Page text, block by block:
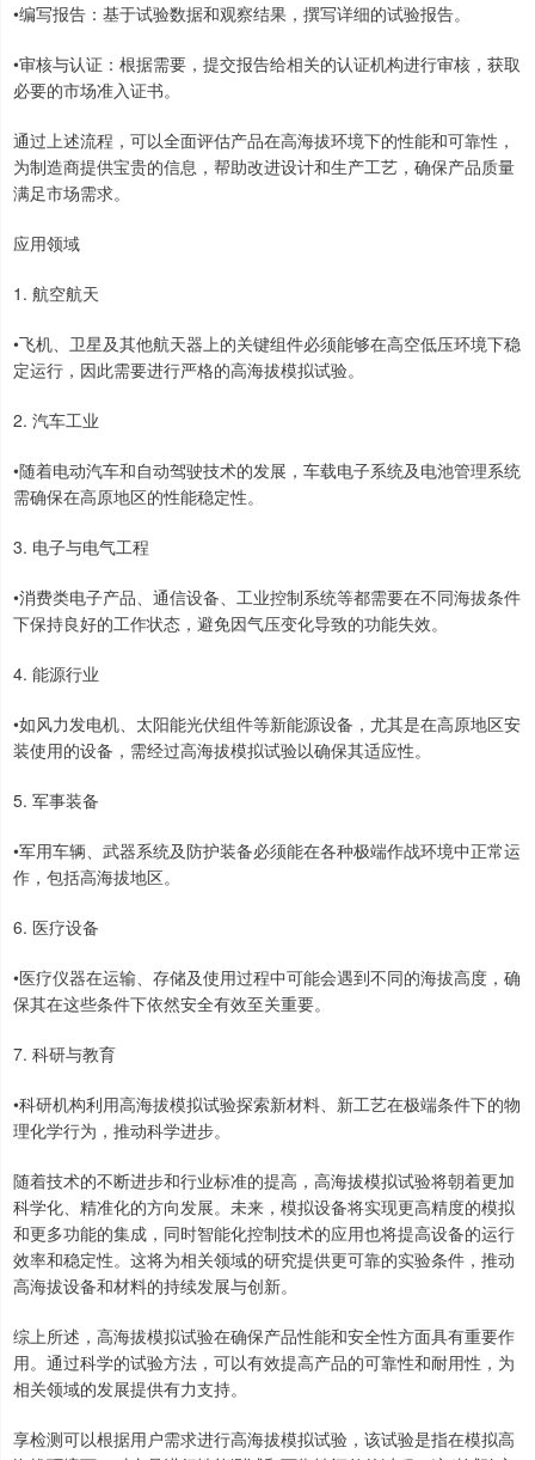
•编写报告：基于试验数据和观察结果，撰写详细的试验报告。
•审核与认证：根据需要，提交报告给相关的认证机构进行审核，获取
必要的市场准入证书。
通过上述流程，可以全面评估产品在高海拔环境下的性能和可靠性，
为制造商提供宝贵的信息，帮助改进设计和生产工艺，确保产品质量
满足市场需求。
应用领域
1. 航空航天
•飞机、卫星及其他航天器上的关键组件必须能够在高空低压环境下稳
定运行，因此需要进行严格的高海拔模拟试验。
2. 汽车工业
•随着电动汽车和自动驾驶技术的发展，车载电子系统及电池管理系统
需确保在高原地区的性能稳定性。
3. 电子与电气工程
•消费类电子产品、通信设备、工业控制系统等都需要在不同海拔条件
下保持良好的工作状态，避免因气压变化导致的功能失效。
4. 能源行业
•如风力发电机、太阳能光伏组件等新能源设备，尤其是在高原地区安
装使用的设备，需经过高海拔模拟试验以确保其适应性。
5. 军事装备
•军用车辆、武器系统及防护装备必须能在各种极端作战环境中正常运
作，包括高海拔地区。
6. 医疗设备
•医疗仪器在运输、存储及使用过程中可能会遇到不同的海拔高度，确
保其在这些条件下依然安全有效至关重要。
7. 科研与教育
•科研机构利用高海拔模拟试验探索新材料、新工艺在极端条件下的物
理化学行为，推动科学进步。
随着技术的不断进步和行业标准的提高，高海拔模拟试验将朝着更加
科学化、精准化的方向发展。未来，模拟设备将实现更高精度的模拟
和更多功能的集成，同时智能化控制技术的应用也将提高设备的运行
效率和稳定性。这将为相关领域的研究提供更可靠的实验条件，推动
高海拔设备和材料的持续发展与创新。
综上所述，高海拔模拟试验在确保产品性能和安全性方面具有重要作
用。通过科学的试验方法，可以有效提高产品的可靠性和耐用性，为
相关领域的发展提供有力支持。
享检测可以根据用户需求进行高海拔模拟试验，该试验是指在模拟高